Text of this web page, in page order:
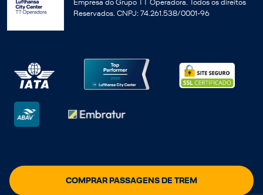
Reservados. CNPJ: 74.261.538/0001-96
COMPRAR PASSAGENS DE TREM